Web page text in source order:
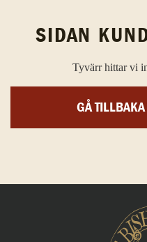
SIDAN
Tyvärr hittar vi
GÅ TILLBAKA